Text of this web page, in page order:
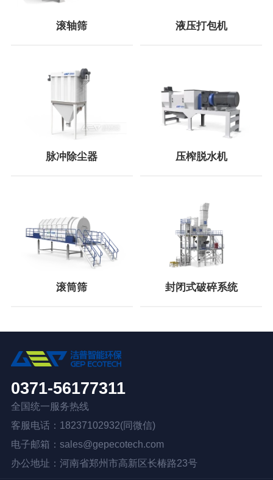
滚轴筛 液压打包机
脉冲除尘器 压榨脱水机
滚筒筛 封闭式破碎系统
0371-56177311
全国统一服务热线
客服电话：18237102932(同微信)
电子邮箱：sales@gepecotech.com
办公地址：河南省郑州市高新区长椿路23号